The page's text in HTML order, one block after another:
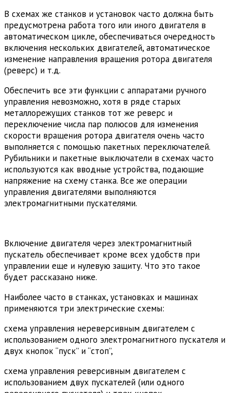
В схемах же станков и установок часто должна быть
предусмотрена работа того или иного двигателя в
автоматическом цикле, обеспечиваться очередность
включения нескольких двигателей, автоматическое
изменение направления вращения ротора двигателя
(реверс) и т.д.
Обеспечить все эти функции с аппаратами ручного
управления невозможно, хотя в ряде старых
металлорежущих станков тот же реверс и
переключение числа пар полюсов для изменения
скорости вращения ротора двигателя очень часто
выполняется с помощью пакетных переключателей.
Рубильники и пакетные выключатели в схемах часто
используются как вводные устройства, подающие
напряжение на схему станка. Все же операции
управления двигателями выполняются
электромагнитными пускателями.
Включение двигателя через электромагнитный
пускатель обеспечивает кроме всех удобств при
управлении еще и нулевую защиту. Что это такое
будет рассказано ниже.
Наиболее часто в станках, установках и машинах
применяются три электрические схемы:
схема управления нереверсивным двигателем с
использованием одного электромагнитного пускателя и
двух кнопок “пуск” и “стоп”,
схема управления реверсивным двигателем с
использованием двух пускателей (или одного